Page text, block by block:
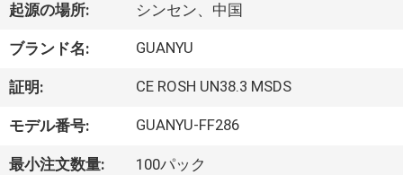
私
達
に
つ
起源の場所: シンセン、中国
ブランド名: GUANYU
証明: CE ROSH UN38.3 MSDS
モデル番号: GUANYU-FF286
最小注文数量: 100パック